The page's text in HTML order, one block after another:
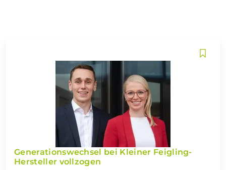
Generationswechsel bei Kleiner Feigling-
Hersteller vollzogen